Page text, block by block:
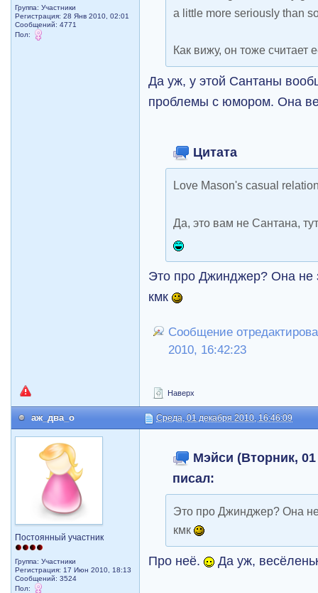
Группа: Участники
Регистрация: 28 Янв 2010, 02:01
Сообщений: 4771
Пол:
a little more seriously than
Как вижу, он тоже считает
Да уж, у этой Сантаны
проблемы с юмором. Она
Цитата
Love Mason's casual
Да, это вам не Сантана,
Это про Джинджер? Она не
кмк
Сообщение
2010, 16:42:23
Наверх
аж_два_о Среда, 01 декабря 2010, 16:46:09
Постоянный участник
Группа: Участники
Регистрация: 17 Июн 2010, 18:13
Сообщений: 3524
Пол:
Мэйси (Вторник,
писал:
Это про Джинджер? Она не
кмк
Про неё. Да уж,